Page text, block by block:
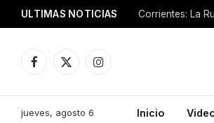
ULTIMAS NOTICIAS
Facebook
X
Instagram
jueves, agosto 6 Inicio